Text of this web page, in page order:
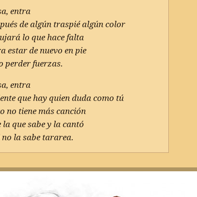
entra
de algún traspié algún color
lo que hace falta
estar de nuevo en pie
perder fuerzas.
entra
que hay quien duda como tú
no tiene más canción
la que sabe y la cantó
no la sabe tararea.